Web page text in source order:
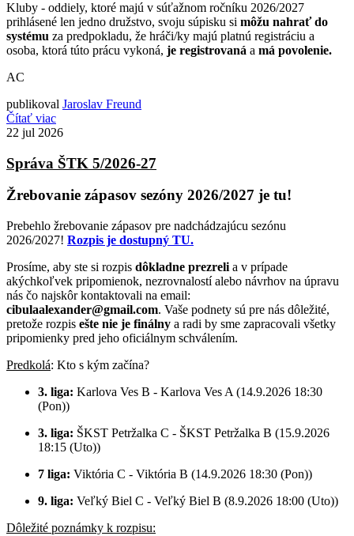
Kluby - oddiely, ktoré majú v súťažnom ročníku 2026/2027
prihlásené len jedno družstvo, svoju súpisku si môžu nahrať do
systému za predpokladu, že hráči/ky majú platnú registráciu a
osoba, ktorá túto prácu vykoná, je registrovaná a má povolenie.
AC
publikoval Jaroslav Freund
Čítať viac
22 jul 2026
Správa ŠTK 5/2026-27
Žrebovanie zápasov sezóny 2026/2027 je tu!
Prebehlo žrebovanie zápasov pre nadchádzajúcu sezónu
2026/2027! Rozpis je dostupný TU.
Prosíme, aby ste si rozpis dôkladne prezreli a v prípade
akýchkoľvek pripomienok, nezrovnalostí alebo návrhov na úpravu
nás čo najskôr kontaktovali na email:
cibulaalexander@gmail.com. Vaše podnety sú pre nás dôležité,
pretože rozpis ešte nie je finálny a radi by sme zapracovali všetky
pripomienky pred jeho oficiálnym schválením.
Predkolá: Kto s kým začína?
3. liga: Karlova Ves B - Karlova Ves A (14.9.2026 18:30
(Pon))
3. liga: ŠKST Petržalka C - ŠKST Petržalka B (15.9.2026
18:15 (Uto))
7 liga: Viktória C - Viktória B (14.9.2026 18:30 (Pon))
9. liga: Veľký Biel C - Veľký Biel B (8.9.2026 18:00 (Uto))
Dôležité poznámky k rozpisu: